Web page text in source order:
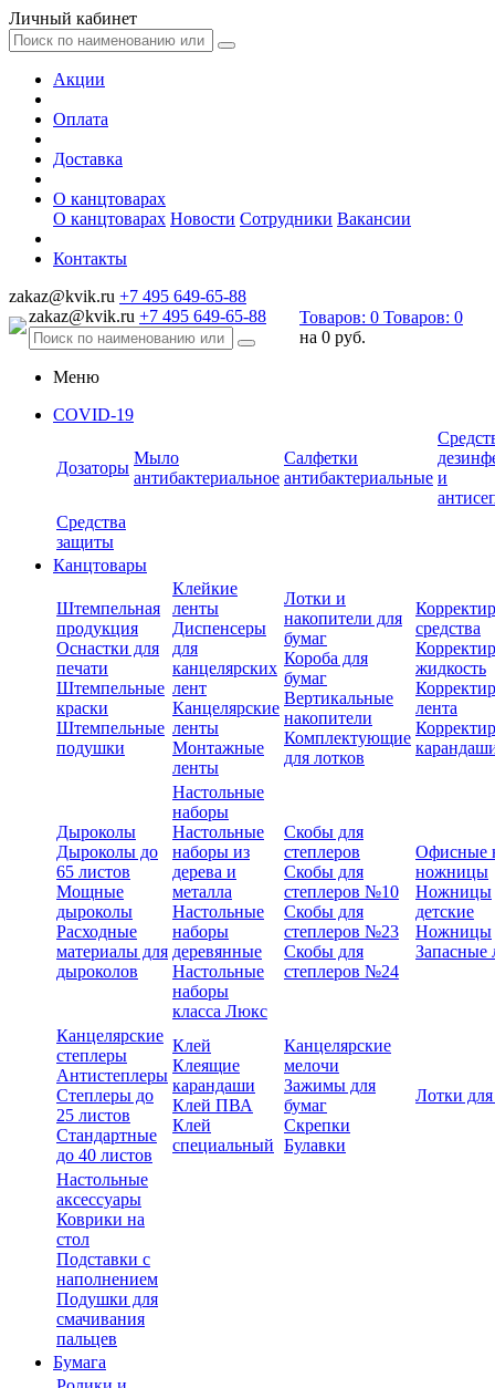
Личный кабинет
Акции
Оплата
Доставка
О канцтоварах
О канцтоварах Новости Сотрудники Вакансии
Контакты
zakaz@kvik.ru +7 495 649-65-88
zakaz@kvik.ru +7 495 649-65-88 Товаров: 0 Товаров: 0
на 0 руб.
Меню
COVID-19
Дозаторы
Мыло
антибактериальное
Салфетки
антибактериальные и
Средства
защиты
Канцтовары
Штемпельная
продукция
Оснастки для
печати
Штемпельные
краски
Штемпельные
подушки
Клейкие
ленты
Диспенсеры
для
канцелярских
лент
Канцелярские
ленты
Монтажные
ленты
Лотки и
накопители для
бумаг
Короба для
бумаг
Вертикальные
накопители
Комплектующие
для лотков
средства
жидкость
лента
Дыроколы
Дыроколы до
65 листов
Мощные
дыроколы
Расходные
материалы для
дыроколов
Настольные
наборы
Настольные
наборы из
дерева и
металла
Настольные
наборы
деревянные
Настольные
наборы
класса Люкс
Скобы для
степлеров
Скобы для
степлеров №10
Скобы для
степлеров №23
Скобы для
степлеров №24
Офисные
ножницы
Ножницы
детские
Ножницы
Запасные
Канцелярские
степлеры
Антистеплеры
Степлеры до
25 листов
Стандартные
до 40 листов
Клей
Клеящие
карандаши
Клей ПВА
Клей
специальный
Канцелярские
мелочи
Зажимы для
бумаг
Скрепки
Булавки
Лотки
Настольные
аксессуары
Коврики на
стол
Подставки с
наполнением
Подушки для
смачивания
пальцев
Бумага